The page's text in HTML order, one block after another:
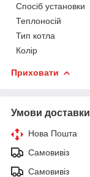
Спосіб установки
Теплоносій
Тип котла
Колір
Приховати
Умови доставки
Нова Пошта
Самовивіз
Самовивіз